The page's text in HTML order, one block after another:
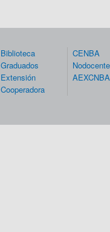
Biblioteca
Graduados
Extensión
Cooperadora
CENBA
AEXCNBA